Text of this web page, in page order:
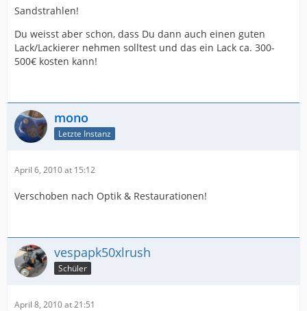
Sandstrahlen!
Du weisst aber schon, dass Du dann auch einen guten
Lack/Lackierer nehmen solltest und das ein Lack ca. 300-
500€ kosten kann!
mono
Letzte Instanz
April 6, 2010 at 15:12
Verschoben nach Optik & Restaurationen!
vespapk50xlrush
Schüler
April 8, 2010 at 21:51